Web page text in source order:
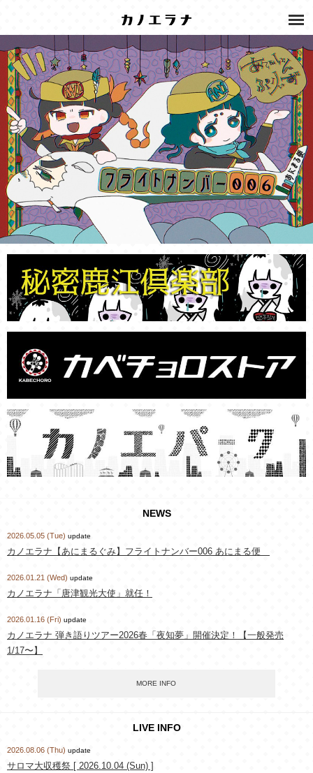
NEWS
2026.05.05 (Tue) update
カノエラナ【あにまるぐみ】フライトナンバー006 あにまる便
2026.01.21 (Wed) update
カノエラナ「唐津観光大使」就任！
2026.01.16 (Fri) update
カノエラナ 弾き語りツアー2026春「夜知夢」開催決定！【一般発売
1/17〜】
MORE INFO
LIVE INFO
2026.08.06 (Thu) update
サロマ大収穫祭 [ 2026.10.04 (Sun) ]